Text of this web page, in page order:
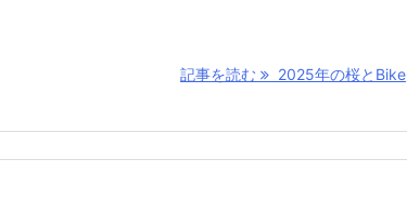
記事を読む 2025年の桜とBike